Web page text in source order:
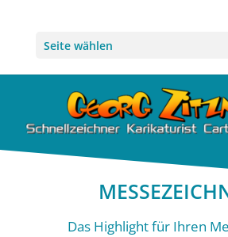
Seite wählen
Das Highlight für Ihren